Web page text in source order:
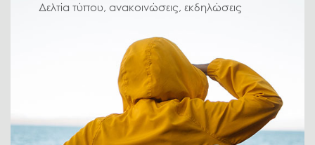
Δελτία τύπου, ανακοινώσεις, εκδηλώσεις